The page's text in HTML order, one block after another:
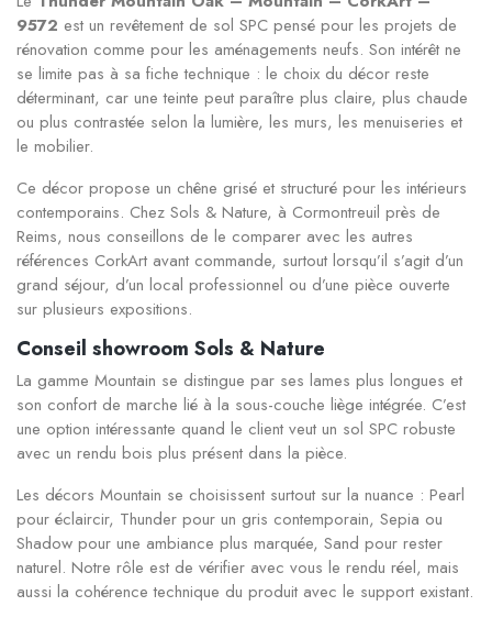
9572 est un revêtement de sol SPC pensé pour les projets de
rénovation comme pour les aménagements neufs. Son intérêt ne
se limite pas à sa fiche technique : le choix du décor reste
déterminant, car une teinte peut paraître plus claire, plus chaude
ou plus contrastée selon la lumière, les murs, les menuiseries et
le mobilier.
Ce décor propose un chêne grisé et structuré pour les intérieurs
contemporains. Chez Sols & Nature, à Cormontreuil près de
Reims, nous conseillons de le comparer avec les autres
références CorkArt avant commande, surtout lorsqu’il s’agit d’un
grand séjour, d’un local professionnel ou d’une pièce ouverte
sur plusieurs expositions.
Conseil showroom Sols & Nature
La gamme Mountain se distingue par ses lames plus longues et
son confort de marche lié à la sous-couche liège intégrée. C’est
une option intéressante quand le client veut un sol SPC robuste
avec un rendu bois plus présent dans la pièce.
Les décors Mountain se choisissent surtout sur la nuance : Pearl
pour éclaircir, Thunder pour un gris contemporain, Sepia ou
Shadow pour une ambiance plus marquée, Sand pour rester
naturel. Notre rôle est de vérifier avec vous le rendu réel, mais
aussi la cohérence technique du produit avec le support existant.